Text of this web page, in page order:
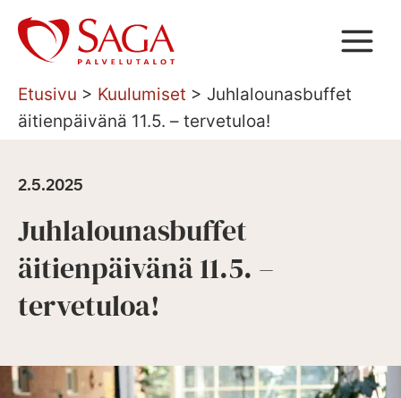
Siirry
sisältöön
Etusivu > Kuulumiset > Juhlalounasbuffet
äitienpäivänä 11.5. – tervetuloa!
2.5.2025
Juhlalounasbuffet
äitienpäivänä 11.5. –
tervetuloa!